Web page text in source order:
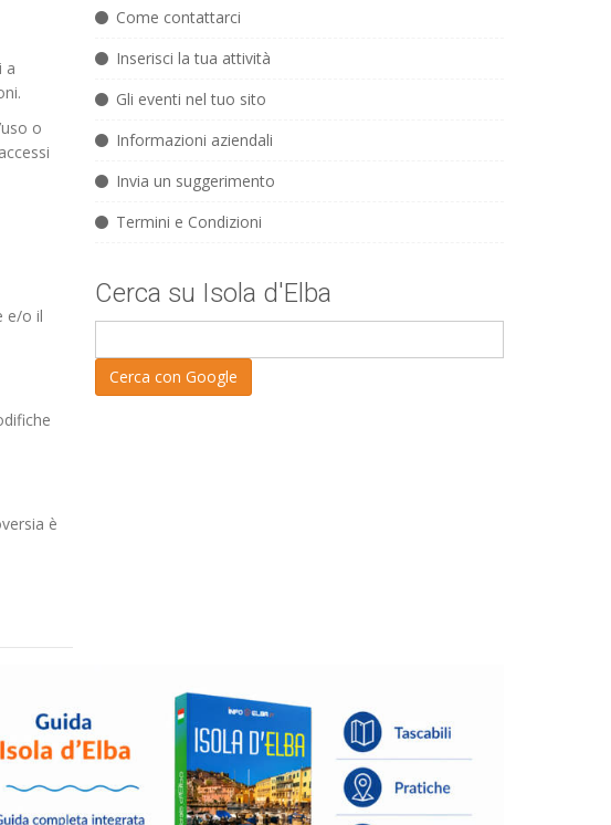
a
o
e/o il
è
Come contattarci
Inserisci la tua attività
Gli eventi nel tuo sito
Informazioni aziendali
Invia un suggerimento
Termini e Condizioni
Cerca su Isola d'Elba